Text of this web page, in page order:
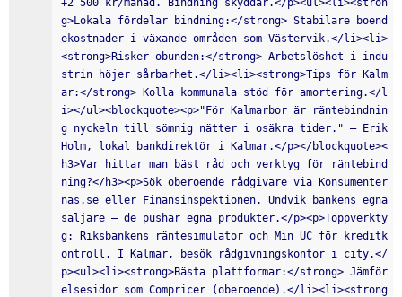
+2 500 kr/månad. Bindning skyddar.</p><ul><li><stron
g>Lokala fördelar bindning:</strong> Stabilare boend
ekostnader i växande områden som Västervik.</li><li>
<strong>Risker obunden:</strong> Arbetslöshet i indu
strin höjer sårbarhet.</li><li><strong>Tips för Kalm
ar:</strong> Kolla kommunala stöd för amortering.</l
i></ul><blockquote><p>"För Kalmarbor är räntebindnin
g nyckeln till sömnig nätter i osäkra tider." — Erik
Holm, lokal bankdirektör i Kalmar.</p></blockquote><
h3>Var hittar man bäst råd och verktyg för räntebind
ning?</h3><p>Sök oberoende rådgivare via Konsumenter
nas.se eller Finansinspektionen. Undvik bankens egna
säljare – de pushar egna produkter.</p><p>Toppverkty
g: Riksbankens räntesimulator och Min UC för kreditk
ontroll. I Kalmar, besök rådgivningskontor i city.</
p><ul><li><strong>Bästa plattformar:</strong> Jämför
elsesidor som Compricer (oberoende).</li><li><strong